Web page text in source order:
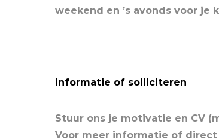
weekend en ’s avonds voor je
Informatie of solliciteren
Stuur ons je motivatie en CV
Voor meer informatie of direct